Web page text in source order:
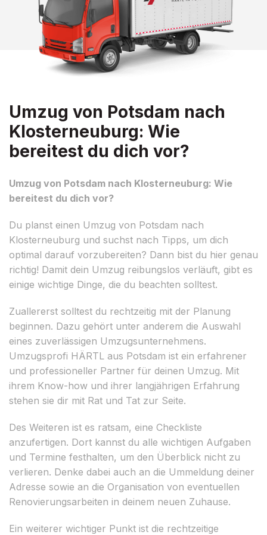
Umzug von Potsdam nach
Klosterneuburg: Wie
bereitest du dich vor?
Umzug von Potsdam nach Klosterneuburg: Wie
bereitest du dich vor?
Du planst einen Umzug von Potsdam nach
Klosterneuburg und suchst nach Tipps, um dich
optimal darauf vorzubereiten? Dann bist du hier genau
richtig! Damit dein Umzug reibungslos verläuft, gibt es
einige wichtige Dinge, die du beachten solltest.
Zuallererst solltest du rechtzeitig mit der Planung
beginnen. Dazu gehört unter anderem die Auswahl
eines zuverlässigen Umzugsunternehmens.
Umzugsprofi HÄRTL aus Potsdam ist ein erfahrener
und professioneller Partner für deinen Umzug. Mit
ihrem Know-how und ihrer langjährigen Erfahrung
stehen sie dir mit Rat und Tat zur Seite.
Des Weiteren ist es ratsam, eine Checkliste
anzufertigen. Dort kannst du alle wichtigen Aufgaben
und Termine festhalten, um den Überblick nicht zu
verlieren. Denke dabei auch an die Ummeldung deiner
Adresse sowie an die Organisation von eventuellen
Renovierungsarbeiten in deinem neuen Zuhause.
Ein weiterer wichtiger Punkt ist die rechtzeitige